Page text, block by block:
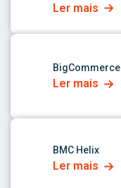
Ler mais
BigCommerce
Ler mais
BMC Helix
Ler mais